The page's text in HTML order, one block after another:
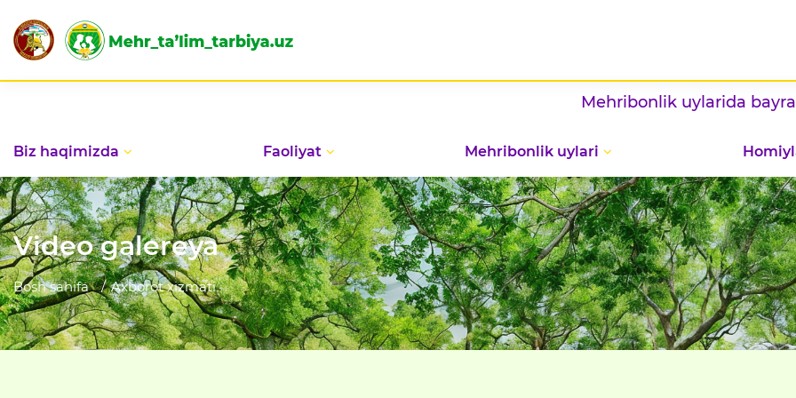
Mehribonlik uylarida bayram
Biz haqimizda Faoliyat Mehribonlik uylari
Video galereya
Bosh sahifa Axborot xizmati